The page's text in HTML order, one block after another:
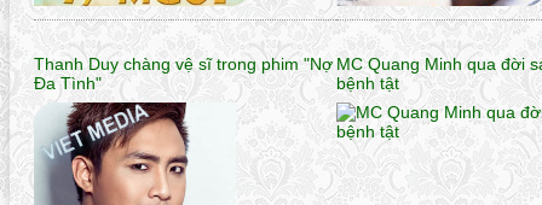
Thanh Duy chàng vệ sĩ trong phim "Nợ
Đa Tình"
MC Quang Minh qua đời
bệnh tật